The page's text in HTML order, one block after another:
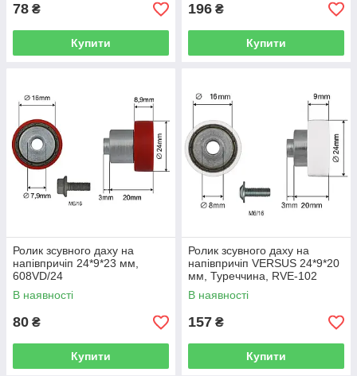
78 ₴
Купити
196 ₴
Купити
Ролик зсувного даху на
напівпричіп 24*9*23 мм,
608VD/24
В наявності
80 ₴
Купити
Ролик зсувного даху на
напівпричіп VERSUS 24*9*20
мм, Туреччина, RVE-102
В наявності
157 ₴
Купити